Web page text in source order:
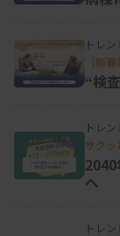
トレン
［新
役割
“検
トレン
サク
へ
トレン